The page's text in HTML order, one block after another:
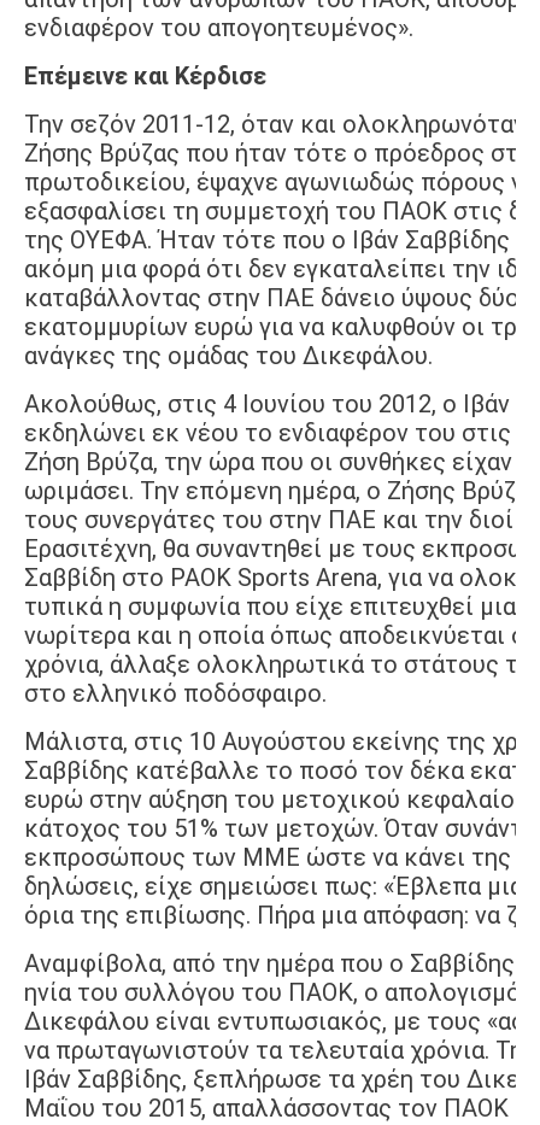
ενδιαφέρον του απογοητευμένος».
Επέμεινε και Κέρδισε
Την σεζόν 2011-12, όταν και ολοκληρωνόταν
Ζήσης Βρύζας που ήταν τότε ο πρόεδρος
πρωτοδικείου, έψαχνε αγωνιωδώς πόρους
εξασφαλίσει τη συμμετοχή του ΠΑΟΚ στις
της ΟΥΕΦΑ. Ήταν τότε που ο Ιβάν Σαββίδης
ακόμη μια φορά ότι δεν εγκαταλείπει την
καταβάλλοντας στην ΠΑΕ δάνειο ύψους δύο
εκατομμυρίων ευρώ για να καλυφθούν οι
ανάγκες της ομάδας του Δικεφάλου.
Ακολούθως, στις 4 Ιουνίου του 2012, ο Ιβάν
εκδηλώνει εκ νέου το ενδιαφέρον του στις
Ζήση Βρύζα, την ώρα που οι συνθήκες είχαν
ωριμάσει. Την επόμενη ημέρα, ο Ζήσης
τους συνεργάτες του στην ΠΑΕ και την
Ερασιτέχνη, θα συναντηθεί με τους
Σαββίδη στο PAOK Sports Arena, για να
τυπικά η συμφωνία που είχε επιτευχθεί μια
νωρίτερα και η οποία όπως αποδεικνύεται
χρόνια, άλλαξε ολοκληρωτικά το στάτους
στο ελληνικό ποδόσφαιρο.
Μάλιστα, στις 10 Αυγούστου εκείνης της
Σαββίδης κατέβαλλε το ποσό τον δέκα
ευρώ στην αύξηση του μετοχικού κεφαλαίου
κάτοχος του 51% των μετοχών. Όταν
εκπροσώπους των ΜΜΕ ώστε να κάνει της
δηλώσεις, είχε σημειώσει πως: «Έβλεπα μια
όρια της επιβίωσης. Πήρα μια απόφαση: να
Αναμφίβολα, από την ημέρα που ο Σαββίδης
ηνία του συλλόγου του ΠΑΟΚ, ο απολογισμός
Δικεφάλου είναι εντυπωσιακός, με τους
να πρωταγωνιστούν τα τελευταία χρόνια. Την
Ιβάν Σαββίδης, ξεπλήρωσε τα χρέη του
Μαΐου του 2015, απαλλάσσοντας τον ΠΑΟΚ